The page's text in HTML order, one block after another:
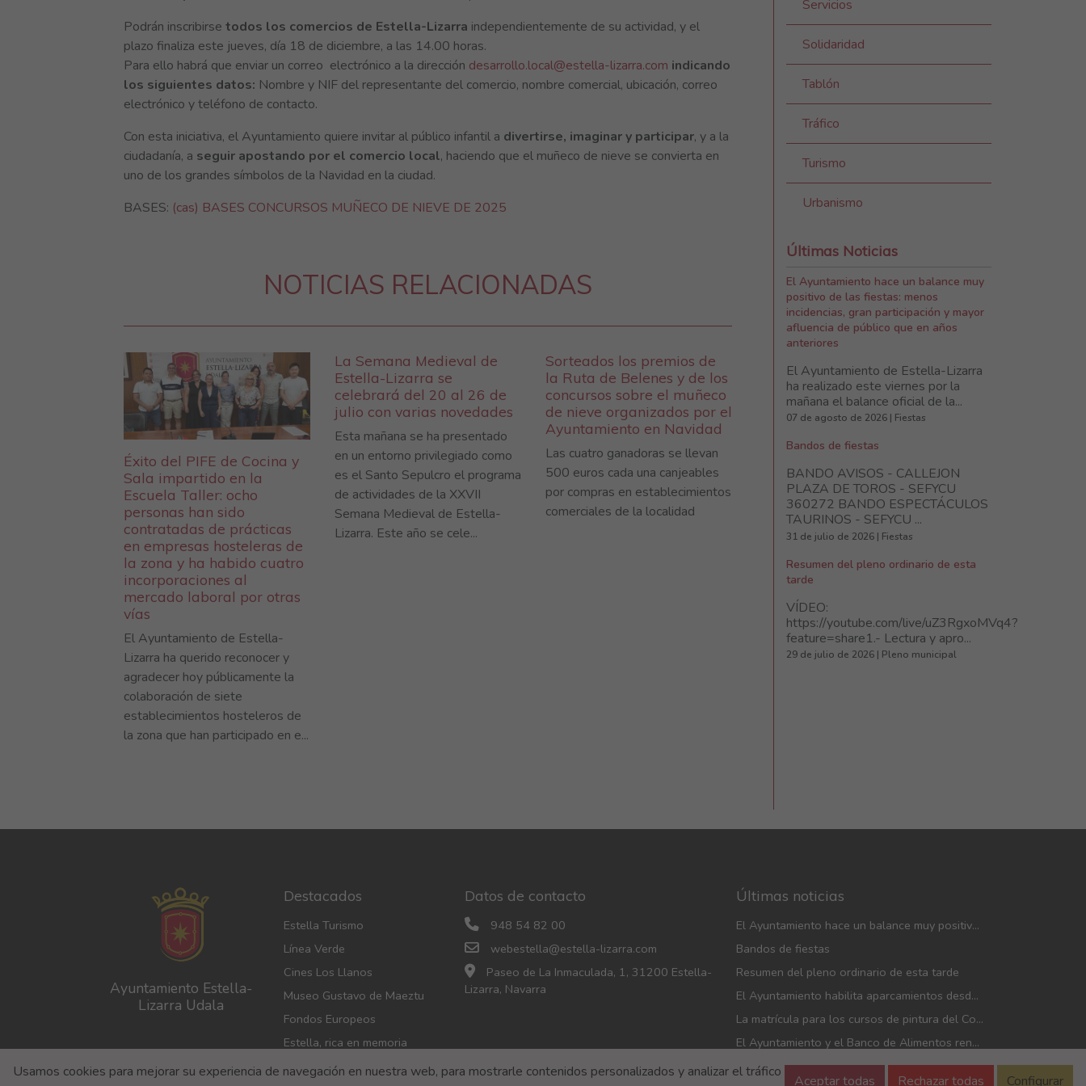
Podrán inscribirse todos los comercios de Estella-Lizarra independientemente de su actividad, y el
plazo finaliza este jueves, día 18 de diciembre, a las 14.00 horas.
Para ello habrá que enviar un correo electrónico a la dirección desarrollo.local@estella-lizarra.com indicando
los siguientes datos: Nombre y NIF del representante del comercio, nombre comercial, ubicación, correo
electrónico y teléfono de contacto.
Con esta iniciativa, el Ayuntamiento quiere invitar al público infantil a divertirse, imaginar y participar, y a la
ciudadanía, a seguir apostando por el comercio local, haciendo que el muñeco de nieve se convierta en
uno de los grandes símbolos de la Navidad en la ciudad.
BASES: (cas) BASES CONCURSOS MUÑECO DE NIEVE DE 2025
NOTICIAS RELACIONADAS
Éxito del PIFE de Cocina y
Sala impartido en la
Escuela Taller: ocho
personas han sido
contratadas de prácticas
en empresas hosteleras de
la zona y ha habido cuatro
incorporaciones al
mercado laboral por otras
vías
El Ayuntamiento de Estella-
Lizarra ha querido reconocer y
agradecer hoy públicamente la
colaboración de siete
establecimientos hosteleros de
la zona que han participado en e...
La Semana Medieval de
Estella-Lizarra se
celebrará del 20 al 26 de
julio con varias novedades
Esta mañana se ha presentado
en un entorno privilegiado como
es el Santo Sepulcro el programa
de actividades de la XXVII
Semana Medieval de Estella-
Lizarra. Este año se cele...
Sorteados los premios de
la Ruta de Belenes y de los
concursos sobre el muñeco
de nieve organizados por el
Ayuntamiento en Navidad
Las cuatro ganadoras se llevan
500 euros cada una canjeables
por compras en establecimientos
comerciales de la localidad
Servicios
Solidaridad
Tablón
Tráfico
Turismo
Urbanismo
Últimas Noticias
El Ayuntamiento hace un balance muy
positivo de las fiestas: menos
incidencias, gran participación y mayor
afluencia de público que en años
anteriores
El Ayuntamiento de Estella-Lizarra
ha realizado este viernes por la
mañana el balance oficial de la...
07 de agosto de 2026 | Fiestas
Bandos de fiestas
BANDO AVISOS - CALLEJON
PLAZA DE TOROS - SEFYCU
360272 BANDO ESPECTÁCULOS
TAURINOS - SEFYCU ...
31 de julio de 2026 | Fiestas
Resumen del pleno ordinario de esta
tarde
VÍDEO:
https://youtube.com/live/uZ3RgxoMVq4?
feature=share1.- Lectura y apro...
29 de julio de 2026 | Pleno municipal
Ayuntamiento Estella-
Lizarra Udala
Destacados
Estella Turismo
Línea Verde
Cines Los Llanos
Museo Gustavo de Maeztu
Fondos Europeos
Estella, rica en memoria
Datos de contacto
948 54 82 00
webestella@estella-lizarra.com
Paseo de La Inmaculada, 1, 31200 Estella-
Lizarra, Navarra
Últimas noticias
El Ayuntamiento hace un balance muy positivo de las fiestas: menos incidencias, gran participación y mayor afluencia de público que en años anteriores
Bandos de fiestas
Resumen del pleno ordinario de esta tarde
El Ayuntamiento habilita aparcamientos desde mañana y adopta medidas de movilidad con motivo de las fiestas patronales
La matrícula para los cursos de pintura del Colectivo Cultural Almudí se abrirá del 1 al 4 de septiembre
El Ayuntamiento y el Banco de Alimentos renuevan el convenio de financiación de la entidad
Usamos cookies para mejorar su experiencia de navegación en nuestra web, para mostrarle contenidos personalizados y analizar el tráfico
Aceptar todas Rechazar todas Configurar